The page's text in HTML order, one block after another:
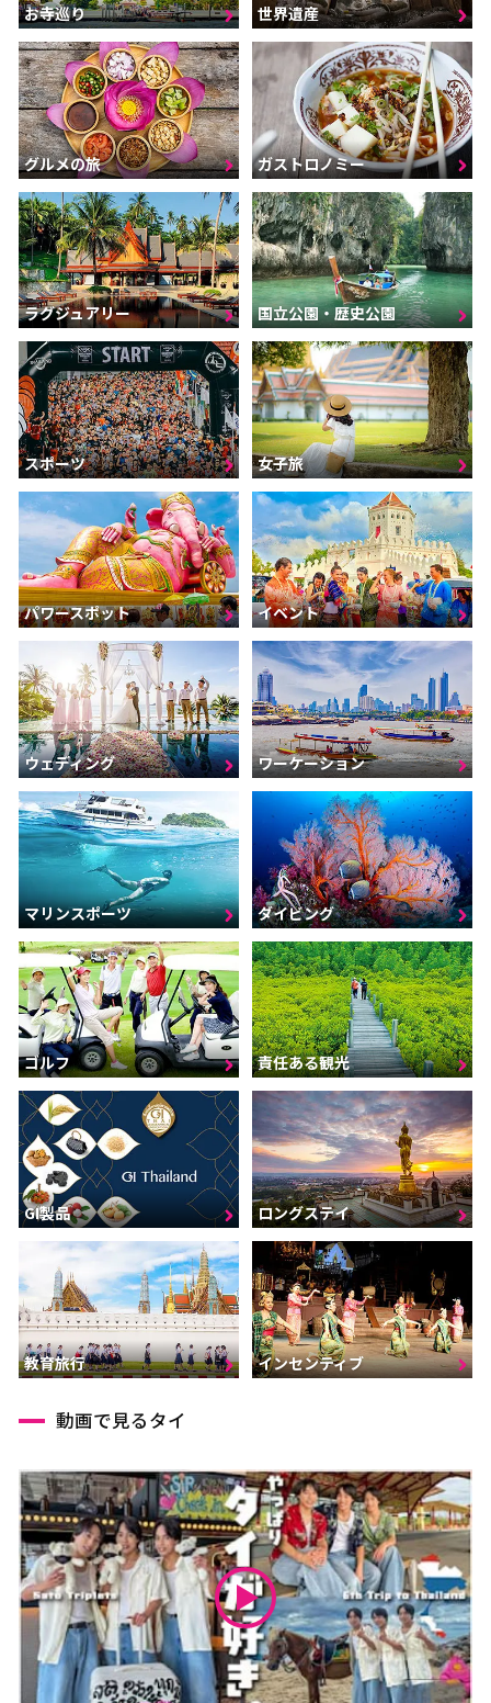
お寺巡り 世界遺産
グルメの旅 ガストロノミー
ラグジュアリー 国立公園・歴史公園
スポーツ 女子旅
パワースポット イベント
ウェディング ワーケーション
マリンスポーツ ダイビング
ゴルフ 責任ある観光
GI製品 ロングステイ
教育旅行 インセンティブ
動画で見るタイ